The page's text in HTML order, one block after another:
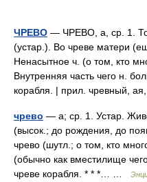
ЧРЕВО — ЧРЕВО, а, ср. 1. То
(устар.). Во чреве матери
Ненасытное ч. (о том, кто
Внутренняя часть чего н.
корабля. | прил. чревный,
чрево — а; ср. 1. Устар.
(высок.; до рождения, до
чрево (шутл.; о том, кто
(обычно как вместилище
чреве корабля. * * *… …